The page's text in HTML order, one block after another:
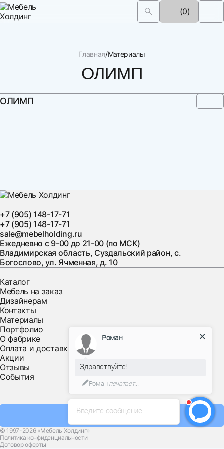
(0)
Главная Материалы
ОЛИМП
ОЛИМП
+7 (905) 148-17-71
+7 (905) 148-17-71
sale@mebelholding.ru
Ежедневно с 9-00 до 21-00 (по МСК)
Владимирская область, Суздальский район, с.
Богослово, ул. Ячменная, д. 10
Каталог
Мебель на заказ
Дизайнерам
Контакты
Материалы
Портфолио
О фабрике
Оплата и доставка
Акции
Отзывы
События
Заказать звонок
© 1997-2026 «Мебель Холдинг»
Политика конфиденциальности
Договор оферты
Введите сообщение
Роман
Здравствуйте!
Романпечатает...